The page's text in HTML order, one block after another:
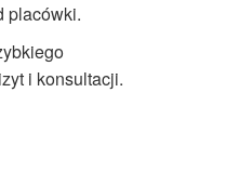
placówki.
i konsultacji.